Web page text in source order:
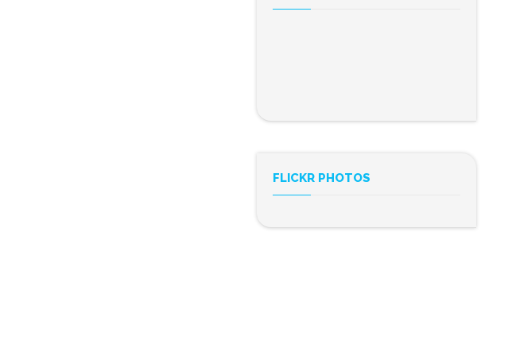
FLICKR PHOTOS